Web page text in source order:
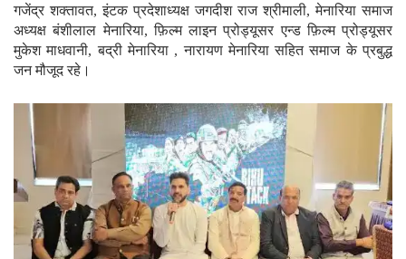
गजेंद्र शक्तावत, इंटक प्रदेशाध्यक्ष जगदीश राज श्रीमाली, मेनारिया समाज
अध्यक्ष बंशीलाल मेनारिया, फ़िल्म लाइन प्रोड्यूसर एन्ड फ़िल्म प्रोड्यूसर
मुकेश माधवानी, बद्री मेनारिया , नारायण मेनारिया सहित समाज के प्रबुद्ध
जन मौजूद रहे।